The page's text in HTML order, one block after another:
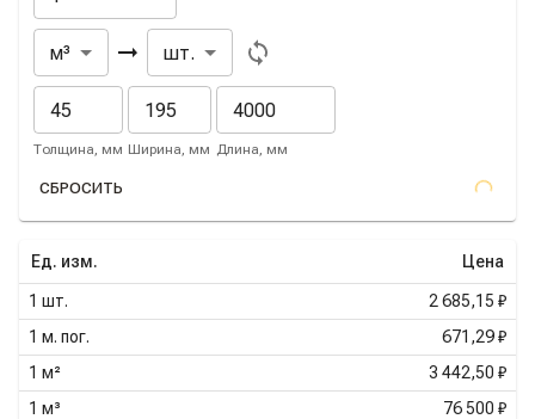
Из
м³
В
шт.
Толщина, мм Ширина, мм Длина, мм
СБРОСИТЬ
Ед. изм. Цена
1 шт.
2 685,15 ₽
1 м. пог.
671,29 ₽
1 м²
3 442,50 ₽
1 м³ 76 500 ₽